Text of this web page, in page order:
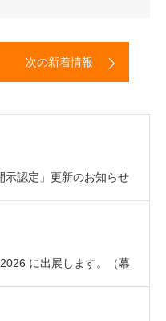
次の新着情報
示認定」更新のお知らせ
に出展します。（幕